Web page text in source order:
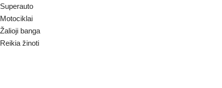
Superauto
Motociklai
Žalioji banga
Reikia žinoti